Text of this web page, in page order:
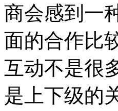
商会感到一
面的合作比
互动不是很
是上下级的